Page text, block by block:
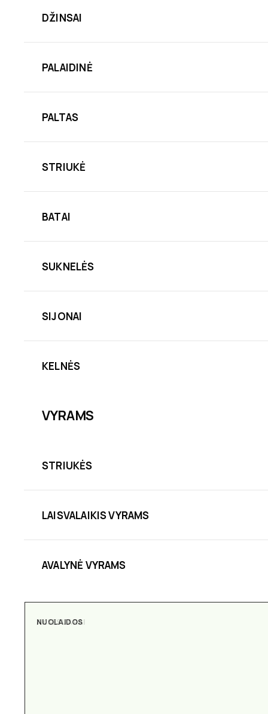
DŽINSAI
PALAIDINĖ
PALTAS
STRIUKĖ
BATAI
SUKNELĖS
SIJONAI
KELNĖS
VYRAMS
STRIUKĖS
LAISVALAIKIS VYRAMS
AVALYNĖ VYRAMS
NUOLAIDOS
AKSESUARAI